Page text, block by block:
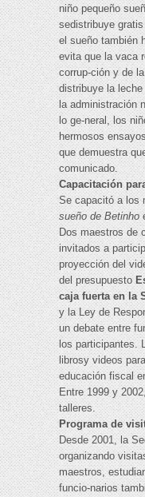
niño pequeño
sedistribuye
el sueño también
evita que la vaca
corrup-ción y de
distribuye la
la administración
lo ge-neral, los
hermosos
que demuestra
comunicado.
Capacitación
Se capacitó a los
sueño de Betinho
Dos maestros de
invitados a
proyección del
del presupuesto
caja fuerta en la
y la Ley de
un debate entre
los participantes.
librosy videos
educación fiscal
Entre 1999 y
talleres.
Programa de
Desde 2001, la
organizando
maestros,
funcio-narios